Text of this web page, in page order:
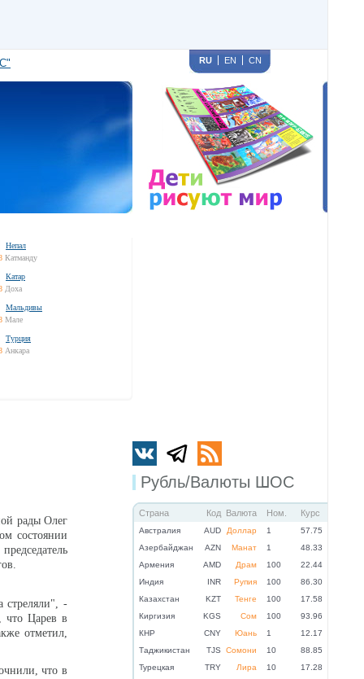
RU EN CN
Непал
Катманду
Катар
Доха
Мальдивы
Мале
Турция
Анкара
Рубль/Валюты ШОС
Страна Код Валюта Ном. Курс
Австралия AUD Доллар 1
57.75
Азербайджан
AZN Манат 1
48.33
Армения
AMD Драм 100
22.44
Индия
INR Рупия 100
86.30
Казахстан
KZT Тенге 100
17.58
Киргизия
KGS Сом 100
93.96
КНР
CNY Юань 1
12.17
Таджикистан
TJS Сомони 10
88.85
Турецкая
TRY Лира 10
17.28
рады Олег
состоянии
стреляли", -
что Царев в
отметил,
что в